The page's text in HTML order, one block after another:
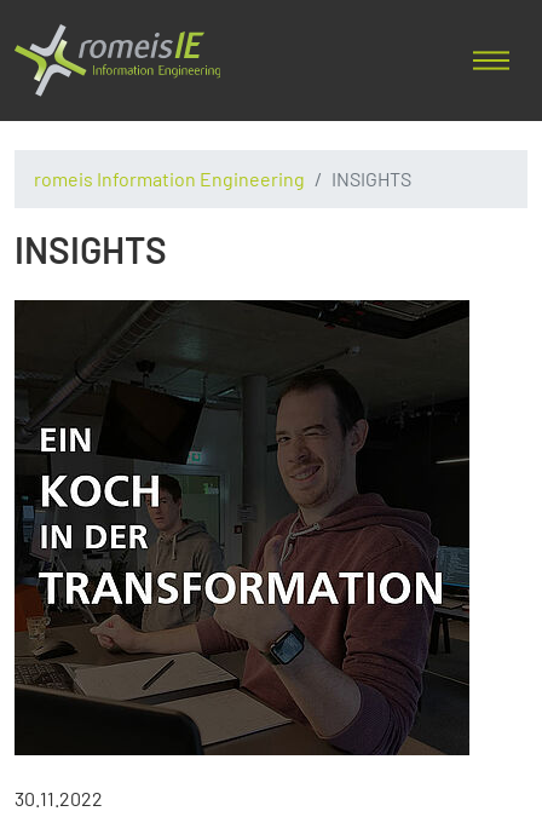
romeis Information Engineering INSIGHTS
INSIGHTS
30.11.2022